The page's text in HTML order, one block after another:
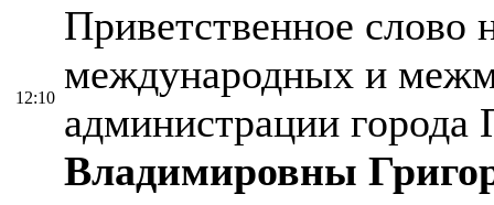
12:10
Приветственное слово
международных и
администрации
Владимировны